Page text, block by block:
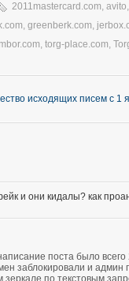
2011mastercard.com, avito
, greenberk.com,
, torg-place.com,
исходящих писем с 1
и они кидалы? как
поста было
заблокировали и админ
по текстовым